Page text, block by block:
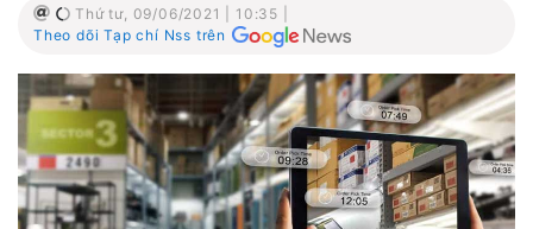
Thứ tư, 09/06/2021 | 10:35 |
Theo dõi Tạp chí Nss trên